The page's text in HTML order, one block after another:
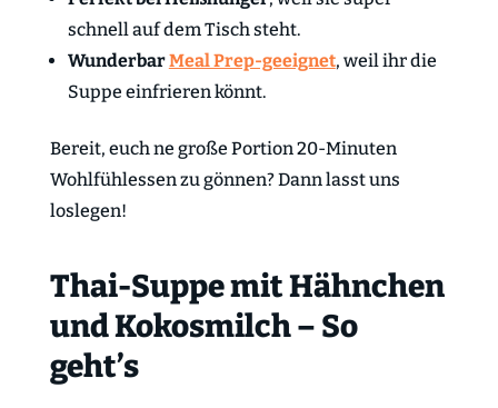
schnell auf dem Tisch steht.
WunderbarMeal Prep-geeignet, weil ihr die
Suppe einfrieren könnt.
Bereit, euch ne große Portion 20-Minuten
Wohlfühlessen zu gönnen? Dann lasst uns
loslegen!
Thai-Suppe mit Hähnchen
und Kokosmilch – So
geht’s